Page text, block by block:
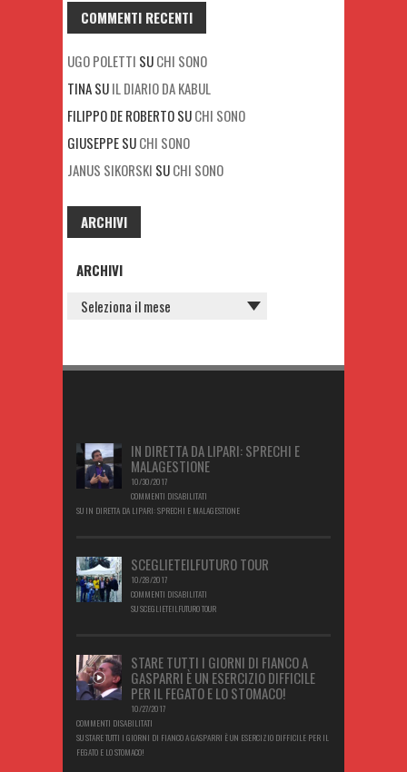
COMMENTI RECENTI
UGO POLETTI SUCHI SONO
TINASUIL DIARIO DA KABUL
FILIPPO DE ROBERTOSUCHI SONO
GIUSEPPESUCHI SONO
JANUS SIKORSKI SUCHI SONO
ARCHIVI
ARCHIVI
IN DIRETTA DA LIPARI: SPRECHI E
MALAGESTIONE
10/30/2017
COMMENTI DISABILITATI
SU IN DIRETTA DA LIPARI: SPRECHI E MALAGESTIONE
SCEGLIETEILFUTURO TOUR
10/28/2017
COMMENTI DISABILITATI
SU SCEGLIETEILFUTURO TOUR
STARE TUTTI I GIORNI DI FIANCO A
GASPARRI È UN ESERCIZIO DIFFICILE
PER IL FEGATO E LO STOMACO!
10/27/2017
COMMENTI DISABILITATI
SU STARE TUTTI I GIORNI DI FIANCO A GASPARRI È UN ESERCIZIO DIFFICILE PER IL
FEGATO E LO STOMACO!